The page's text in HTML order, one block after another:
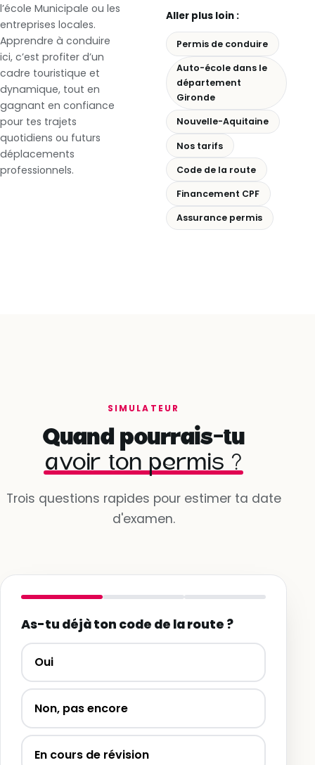
l’école Municipale ou les
entreprises locales.
Apprendre à conduire
ici, c’est profiter d’un
cadre touristique et
dynamique, tout en
gagnant en confiance
pour tes trajets
quotidiens ou futurs
déplacements
professionnels.
Aller plus loin :
Permis de conduire
Auto-école dans le
département
Gironde
Nouvelle-Aquitaine
Nos tarifs
Code de la route
Financement CPF
Assurance permis
SIMULATEUR
Quand pourrais-tu
avoir ton permis ?
Trois questions rapides pour estimer ta date
d'examen.
As-tu déjà ton code de la route ?
Oui
Non, pas encore
En cours de révision